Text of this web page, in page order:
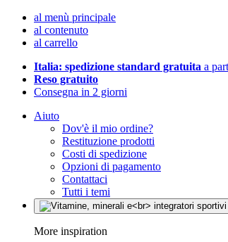
al menù principale
al contenuto
al carrello
Italia: spedizione standard gratuita a
Reso gratuito
Consegna in 2 giorni
Aiuto
Dov'è il mio ordine?
Restituzione prodotti
Costi di spedizione
Opzioni di pagamento
Contattaci
Tutti i temi
More inspiration